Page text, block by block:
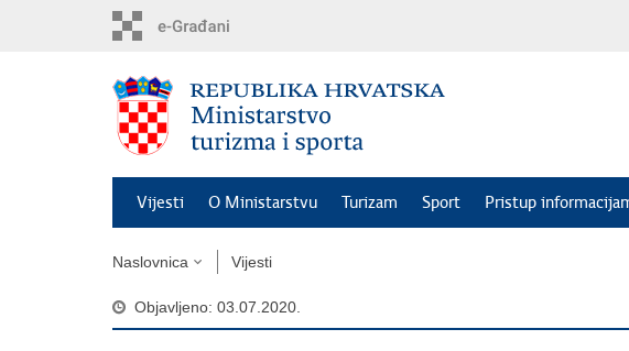
Vijesti O Ministarstvu Turizam Sport Pristup
Naslovnica Vijesti
Objavljeno: 03.07.2020.